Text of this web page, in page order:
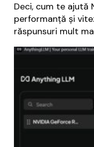
Deci, cum te ajută
performanță și
răspunsuri mult